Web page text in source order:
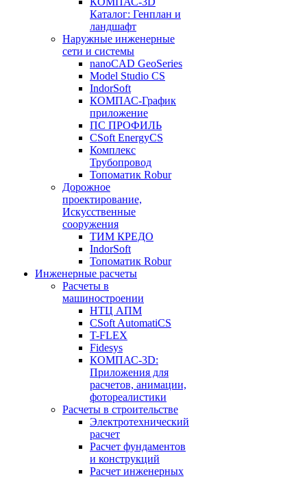
Каталог: Генплан и
ландшафт
Наружные инженерные
сети и системы
nanoCAD GeoSeries
Model Studio CS
IndorSoft
КОМПАС-График
приложение
ПС ПРОФИЛЬ
CSoft EnergyCS
Комплекс
Трубопровод
Топоматик Robur
Дорожное
проектирование,
Искусственные
сооружения
ТИМ КРЕДО
IndorSoft
Топоматик Robur
Инженерные расчеты
Расчеты в
машиностроении
НТЦ АПМ
CSoft AutomatiCS
T-FLEX
Fidesys
КОМПАС-3D:
Приложения для
расчетов, анимации,
фотореалистики
Расчеты в строительстве
Электротехнический
расчет
Расчет фундаментов
и конструкций
Расчет инженерных